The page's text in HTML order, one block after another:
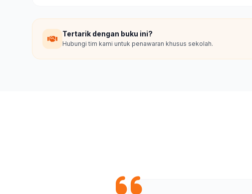
Tertarik dengan buku ini?
Hubungi tim kami untuk penawaran khusus sekolah.